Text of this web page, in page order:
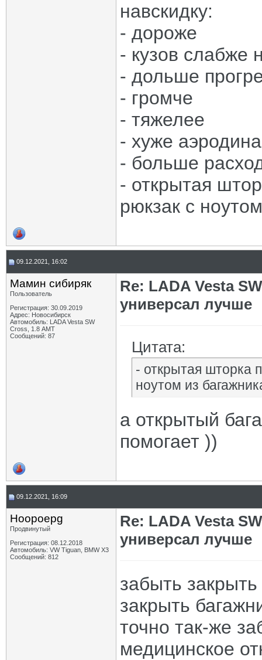
навскидку:
- дороже
- кузов слабже
- дольше
- громче
- тяжелее
- хуже
- больше
- открытая
рюкзак с
09.12.2021, 16:02
Мамин сибиряк
Пользователь
Регистрация: 30.09.2019
Адрес: Новосибирск
Автомобиль: LADA Vesta SW
Cross, 1.8 АМТ
Сообщений: 87
Re: LADA Vesta
универсал лучше
Цитата:
- открытая шторка
ноутом из
а открытый
помогает ))
09.12.2021, 16:09
Hoopoepg
Продвинутый
Регистрация: 08.12.2018
Автомобиль: VW Tiguan, BMW X3
Сообщений: 812
Re: LADA Vesta
универсал лучше
забыть
закрыть
точно так-же
медицинское